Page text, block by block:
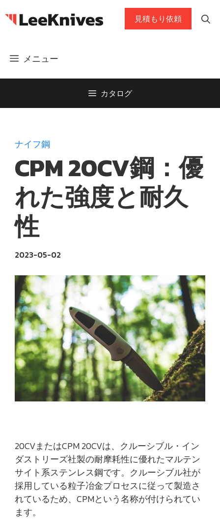
ン
ッ
メニュー
見積もり依頼
カタログ
ナイフ鋼
CPM 20CV鋼：優
れた強度と耐久
性
2023-05-02
20CVまたはCPM 20CVは、クルーシブル・イン
ダストリーズ社製の耐摩耗性に優れたマルテン
サイト系ステンレス鋼です。クルーシブル社が
採用している粒子冶金プロセスに従って製造さ
れているため、CPMという名称が付けられてい
ます。